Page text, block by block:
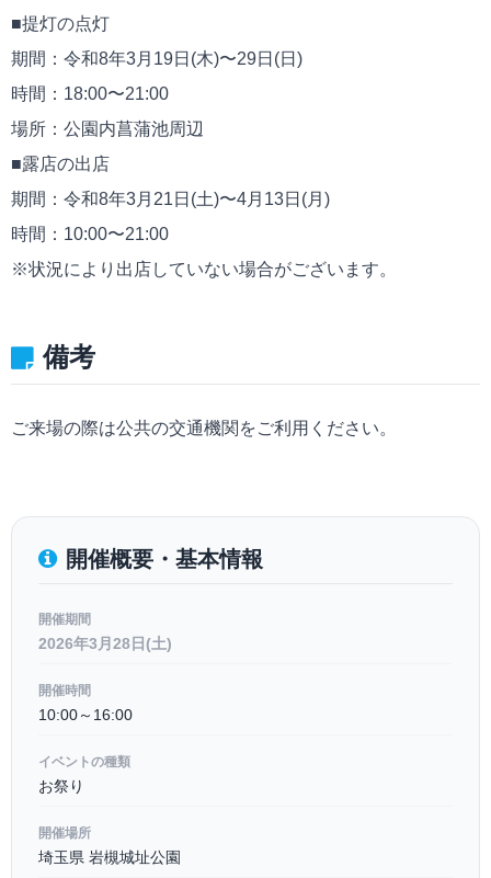
■提灯の点灯
期間：令和8年3月19日(木)〜29日(日)
時間：18:00〜21:00
場所：公園内菖蒲池周辺
■露店の出店
期間：令和8年3月21日(土)〜4月13日(月)
時間：10:00〜21:00
※状況により出店していない場合がございます。
備考
ご来場の際は公共の交通機関をご利用ください。
開催概要・基本情報
開催期間
2026年3月28日(土)
開催時間
10:00～16:00
イベントの種類
お祭り
開催場所
埼玉県 岩槻城址公園